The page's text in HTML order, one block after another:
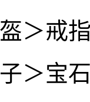
＞戒
＞宝